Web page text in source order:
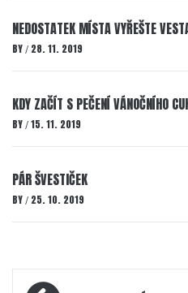
NEDOSTATEK MÍSTA VYŘEŠTE
BY / 28. 11. 2019
KDY ZAČÍT S PEČENÍ VÁNOČNÍHO
BY / 15. 11. 2019
PÁR ŠVESTIČEK
BY / 25. 10. 2019